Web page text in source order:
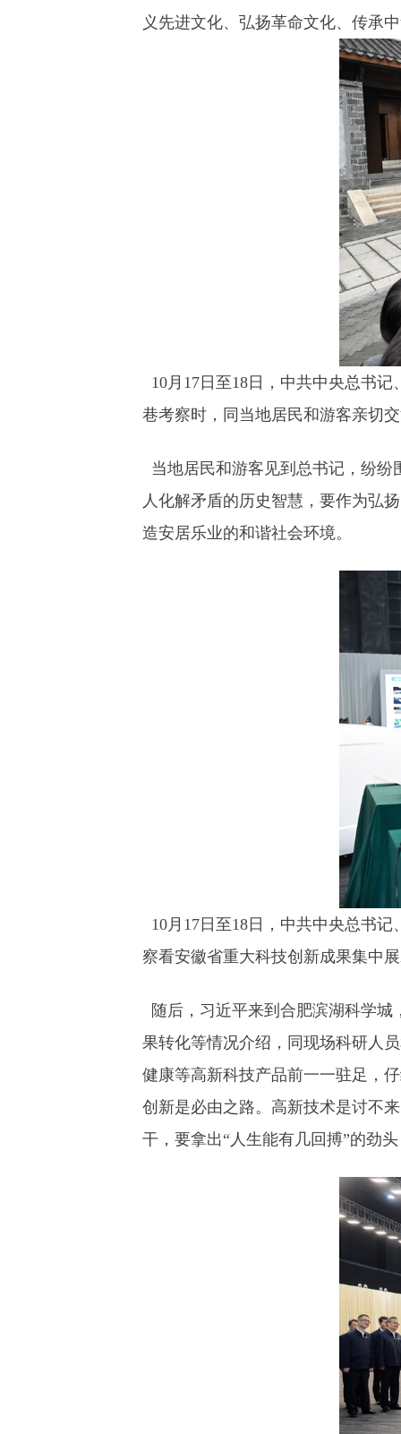
义先进文化、弘扬革命文化、传承
10月17日至18日，中共中央总书
巷考察时，同当地居民和游客亲切
当地居民和游客见到总书记，纷
人化解矛盾的历史智慧，要作为弘
造安居乐业的和谐社会环境。
10月17日至18日，中共中央总书
察看安徽省重大科技创新成果集中
随后，习近平来到合肥滨湖科学
果转化等情况介绍，同现场科研人
健康等高新科技产品前一一驻足，
创新是必由之路。高新技术是讨不
干，要拿出“人生能有几回搏”的劲